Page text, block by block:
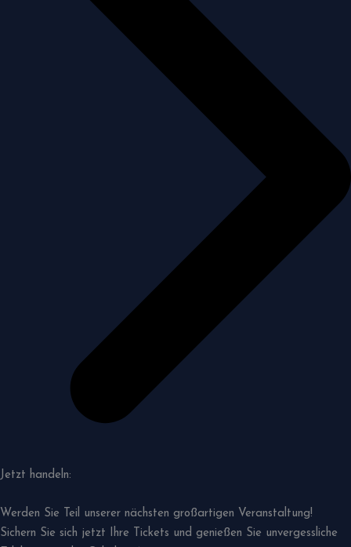
Jetzt handeln:
Werden Sie Teil unserer nächsten großartigen Veranstaltung!
Sichern Sie sich jetzt Ihre Tickets und genießen Sie unvergessliche